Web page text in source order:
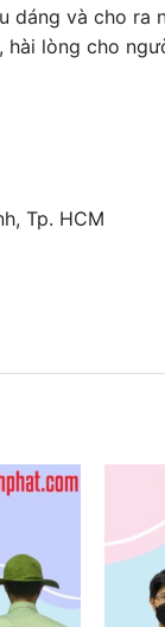
và cho ra
lòng cho
Tp. HCM